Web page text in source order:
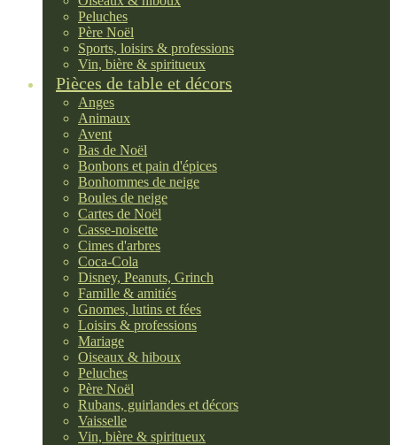
Peluches
Père Noël
Sports, loisirs & professions
Vin, bière & spiritueux
Pièces de table et décors
Anges
Animaux
Avent
Bas de Noël
Bonbons et pain d'épices
Bonhommes de neige
Boules de neige
Cartes de Noël
Casse-noisette
Cimes d'arbres
Coca-Cola
Disney, Peanuts, Grinch
Famille & amitiés
Gnomes, lutins et fées
Loisirs & professions
Mariage
Oiseaux & hiboux
Peluches
Père Noël
Rubans, guirlandes et décors
Vaisselle
Vin, bière & spiritueux